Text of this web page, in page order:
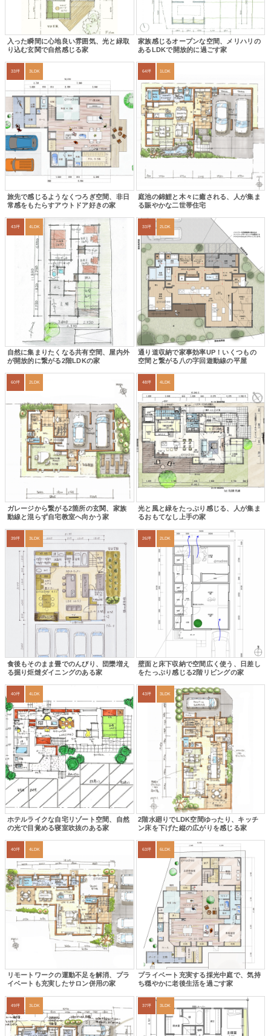
入った瞬間に心地良い雰囲気、光と緑取
り込む玄関で自然感じる家
家族感じるオープンな空間、メリハリの
あるLDKで開放的に過ごす家
33坪 3LDK
旅先で感じるようなくつろぎ空間、非日
常感をもたらすアウトドア好きの家
64坪 1LDK
庭池の錦鯉と木々に癒される、人が集ま
る賑やかな二世帯住宅
43坪 4LDK
自然に集まりたくなる共有空間、屋内外
が開放的に繋がる2階LDKの家
33坪 2LDK
通り道収納で家事効率UP！いくつもの
空間と繋がる八の字回遊動線の平屋
60坪 2LDK
ガレージから繋がる2箇所の玄関、家族
動線と混らず自宅教室へ向かう家
48坪 4LDK
光と風と緑をたっぷり感じる、人が集ま
るおもてなし上手の家
39坪 3LDK
食後もそのまま畳でのんびり、団欒増え
る掘り炬燵ダイニングのある家
26坪 2LDK
壁面と床下収納で空間広く使う、日差し
をたっぷり感じる2階リビングの家
40坪 4LDK
ホテルライクな自宅リゾート空間、自然
の光で目覚める寝室吹抜のある家
43坪 3LDK
2階水廻りでLDK空間ゆったり、キッチ
ン床を下げた縦の広がりを感じる家
40坪 4LDK
リモートワークの運動不足を解消、プラ
イベートも充実したサロン併用の家
63坪 6LDK
プライベート充実する採光中庭で、気持
ち穏やかに老後生活を過ごす家
49坪 3LDK 37坪 3LDK